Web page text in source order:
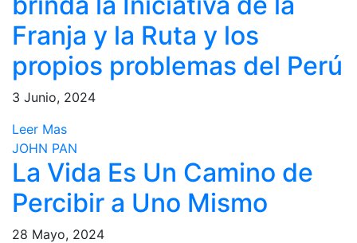
Franja y la Ruta y los
propios problemas del Perú
3 Junio, 2024
Leer Mas
JOHN PAN
La Vida Es Un Camino de
Percibir a Uno Mismo
28 Mayo, 2024